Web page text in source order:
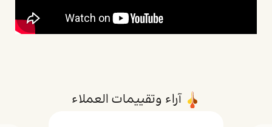
آراء وتقييمات العملاء